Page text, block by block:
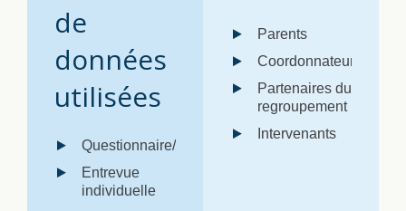
de
données
utilisées
Questionnaire/sondage
Entrevue
individuelle
Parents
Coordonnateur
Partenaires du
regroupement
Intervenants